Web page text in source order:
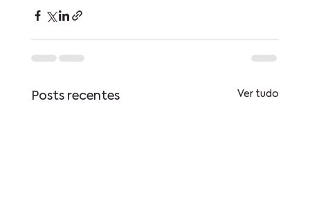
Posts recentes Ver tudo